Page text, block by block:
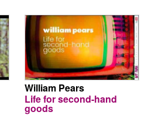
William Pears
Life for second-hand
goods